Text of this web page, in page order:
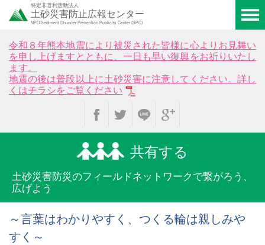
特定非営利活動法人
土砂災害防止広報センター
NPO Sediment Disaster Prevention Publicity Center (SPC)
令和８年熊本地震により被災された皆様に心よりお見舞い
を申し上げますとともに、一日も早い復興をお祈りいたし
ます。
地震の後は普段以上に土砂災害に注意してください。詳し
くはチラシをご覧ください
共有する
土砂災害防災のフィールドネットワークで繋がろう、
広げよう
～言葉はわかりやすく、つくる輪は親しみや
すく～